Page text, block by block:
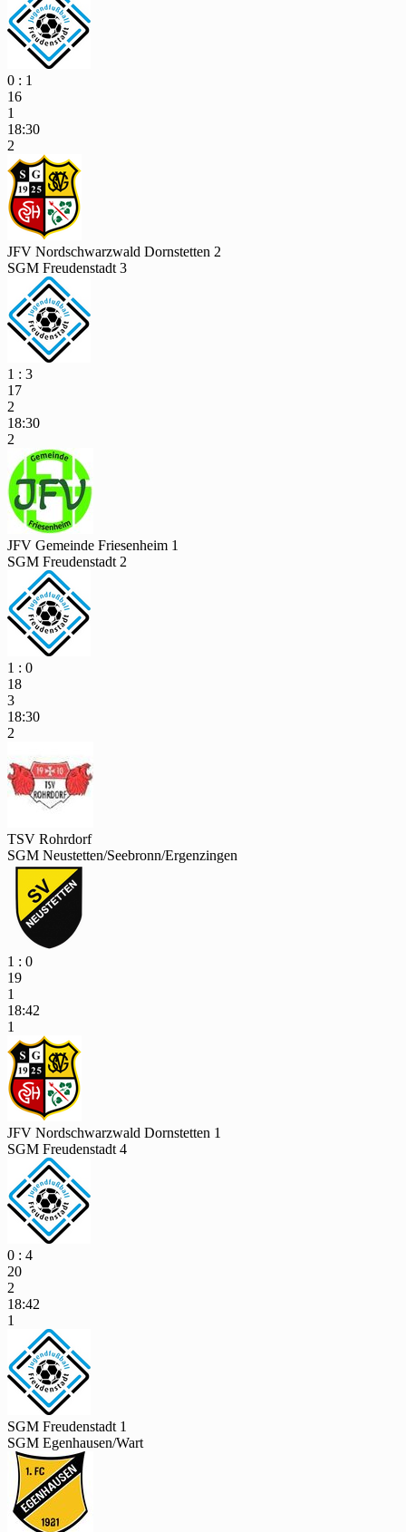
0 : 1
16
1
18:30
2
JFV Nordschwarzwald Dornstetten 2
SGM Freudenstadt 3
1 : 3
17
2
18:30
2
JFV Gemeinde Friesenheim 1
SGM Freudenstadt 2
1 : 0
18
3
18:30
2
TSV Rohrdorf
SGM Neustetten/Seebronn/Ergenzingen
1 : 0
19
1
18:42
1
JFV Nordschwarzwald Dornstetten 1
SGM Freudenstadt 4
0 : 4
20
2
18:42
1
SGM Freudenstadt 1
SGM Egenhausen/Wart